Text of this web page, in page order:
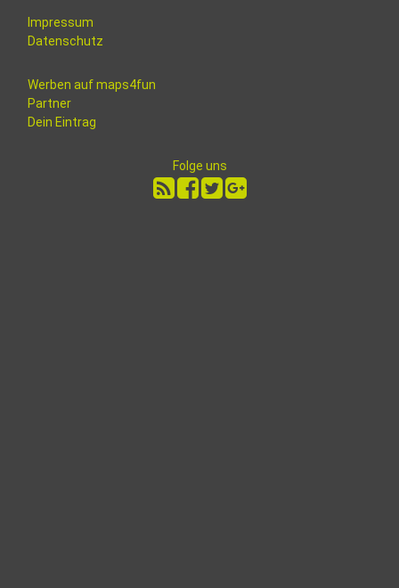
Impressum
Datenschutz
Werben auf maps4fun
Partner
Dein Eintrag
Folge uns